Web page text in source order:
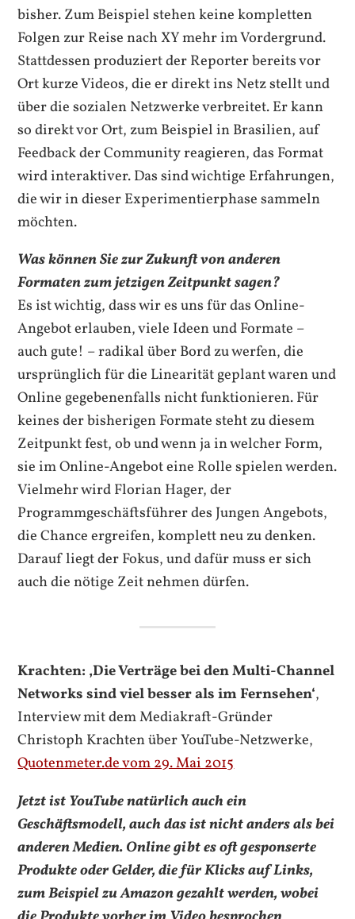
bisher. Zum Beispiel stehen keine kompletten
Folgen zur Reise nach XY mehr im Vordergrund.
Stattdessen produziert der Reporter bereits vor
Ort kurze Videos, die er direkt ins Netz stellt und
über die sozialen Netzwerke verbreitet. Er kann
so direkt vor Ort, zum Beispiel in Brasilien, auf
Feedback derCommunityreagieren, das Format
wird interaktiver. Das sind wichtige Erfahrungen,
die wir in dieser Experimentierphase sammeln
möchten.
Was können Sie zur Zukunft von anderen
Formaten zum jetzigen Zeitpunkt sagen?
Es ist wichtig, dass wir es uns für das Online-
Angebot erlauben, viele Ideen und Formate –
auch gute! – radikal über Bord zu werfen, die
ursprünglich für die Linearität geplant waren und
Online gegebenenfalls nicht funktionieren. Für
keines der bisherigen Formate steht zu diesem
Zeitpunkt fest, ob und wenn ja in welcher Form,
sie im Online-Angebot eine Rolle spielen werden.
Vielmehr wird Florian Hager, der
Programmgeschäftsführer des Jungen Angebots,
die Chance ergreifen, komplett neu zu denken.
Darauf liegt der Fokus, und dafür muss er sich
auch die nötige Zeit nehmen dürfen.
Krachten: ‚Die Verträge bei denMulti-Channel
Networkssind viel besser als im Fernsehen‘,
Interview mit dem Mediakraft-Gründer
Christoph Krachten überYouTube-Netzwerke,
Quotenmeter.de vom 29. Mai 2015
Jetzt istYouTubenatürlich auch ein
Geschäftsmodell, auch das ist nicht anders als bei
anderen Medien. Online gibt es oft gesponserte
Produkte oder Gelder, die für Klicks auf Links,
zum Beispiel zu Amazon gezahlt werden, wobei